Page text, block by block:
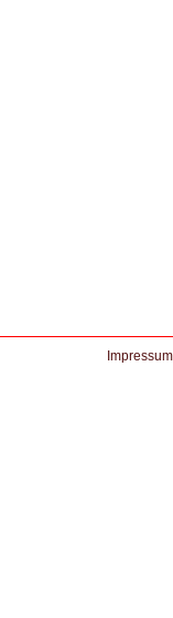
Impressum